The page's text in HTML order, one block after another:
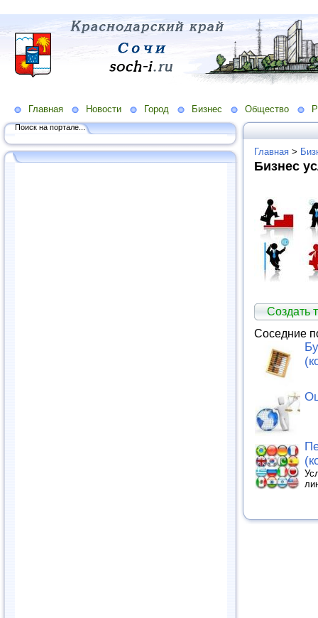
Главная Новости Город Бизнес Общество
Поиск на портале...
Главная >
Бизнес
Создать
Соседние